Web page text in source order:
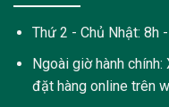
Thứ 2 - Chủ Nhật: 8h
Ngoài giờ hành
đặt hàng online trên